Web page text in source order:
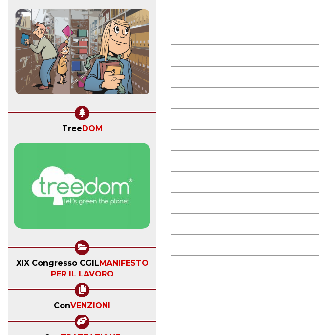
Tree DOM
XIX Congresso CGIL MANIFESTO
PER IL LAVORO
ConVENZIONI